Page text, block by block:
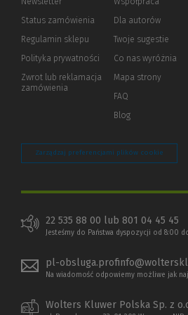
Status zamówienia
Regulamin sklepu
Polityka prywatności (Nowe
(Link
innej
Zwrot lub reklamacja
zamówienia
Dla autorów(Nowe
(Link
innej
Twoje sugestie
Co nas wyróżnia
Mapa strony
FAQ
Blog
Zarządzaj preferencjami plików cookie
22 535 88 00 lub 801 04 45 45
Jesteśmy do Państwa dyspozycji od 8:00
pl-
Na wiadomość odpowiemy możliwe jak
Wolters Kluwer Polska Sp. z